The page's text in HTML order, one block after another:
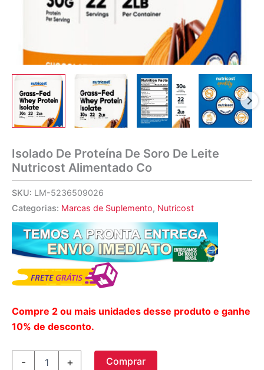
Isolado De Proteína De Soro De Leite
Nutricost Alimentado Co
SKU: LM-5236509026
Categorias: Marcas de Suplemento, Nutricost
Compre 2 ou mais unidades desse produto e ganhe
10% de desconto.
- + Comprar